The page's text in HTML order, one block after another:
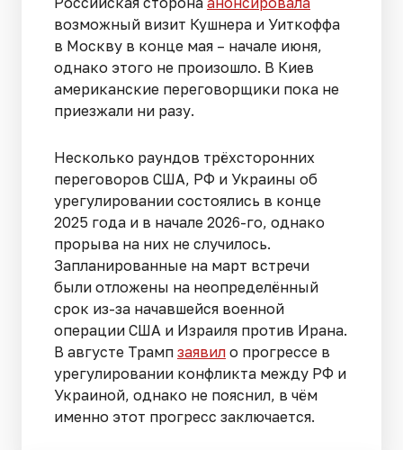
возможный визит Кушнера и Уиткоффа
в Москву в конце мая – начале июня,
однако этого не произошло. В Киев
американские переговорщики пока не
приезжали ни разу.
Несколько раундов трёхсторонних
переговоров США, РФ и Украины об
урегулировании состоялись в конце
2025 года и в начале 2026-го, однако
прорыва на них не случилось.
Запланированные на март встречи
были отложены на неопределённый
срок из-за начавшейся военной
операции США и Израиля против Ирана.
В августе Трамп заявил о прогрессе в
урегулировании конфликта между РФ и
Украиной, однако не пояснил, в чём
именно этот прогресс заключается.